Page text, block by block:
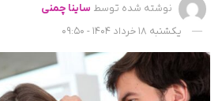
نوشته شده توسط ساینا چمنی
یکشنبه 18 خرداد 1404 - 09:50